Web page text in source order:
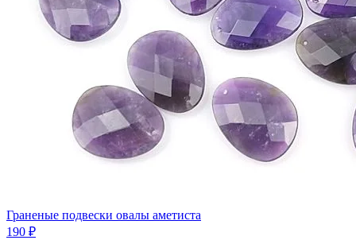
Граненые подвески овалы аметиста
190 ₽